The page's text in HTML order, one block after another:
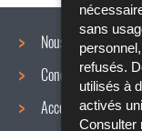
sans
refusés.
utilisés à
activés
Consulter
Menu
Nous connaître
Conditions de travail
Accords collectifs